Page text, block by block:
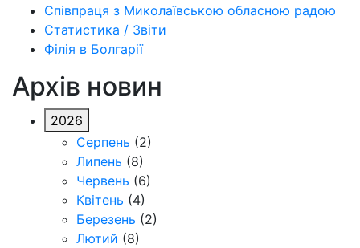
Співпраця з Миколаївською обласною радою
Статистика / Звіти
Філія в Болгарії
Архів новин
2026
Серпень (2)
Липень (8)
Червень (6)
Квітень (4)
Березень (2)
Лютий (8)